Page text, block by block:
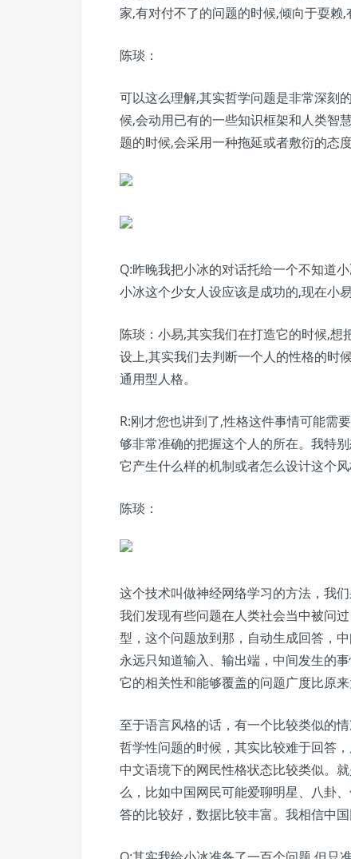
家,有对付不了的问题的时候,倾向于耍赖,
陈琰：
可以这么理解,其实哲学问题是非常深刻
候,会动用已有的一些知识框架和人类智
题的时候,会采用一种拖延或者敷衍的态度
Q:昨晚我把小冰的对话托给一个不知道
小冰这个少女人设应该是成功的,现在小
陈琰：小易,其实我们在打造它的时候,
设上,其实我们去判断一个人的性格的时
通用型人格。
R:刚才您也讲到了,性格这件事情可能需
够非常准确的把握这个人的所在。我特
它产生什么样的机制或者怎么设计这个
陈琰：
这个技术叫做神经网络学习的方法，我
我们发现有些问题在人类社会当中被问
型，这个问题放到那，自动生成回答，
永远只知道输入、输出端，中间发生的
它的相关性和能够覆盖的问题广度比原
至于语言风格的话，有一个比较类似的
哲学性问题的时候，其实比较难于回答
中文语境下的网民性格状态比较类似。
么，比如中国网民可能爱聊明星、八卦
答的比较好，数据比较丰富。我相信中